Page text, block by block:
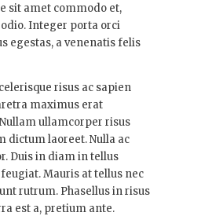
sit amet commodo et,
Integer porta orci
egestas, a venenatis felis
risus ac sapien
maximus erat
ullamcorper risus
dictum laoreet. Nulla ac
Duis in diam in tellus
Mauris at tellus nec
rutrum. Phasellus in risus
est a, pretium ante.